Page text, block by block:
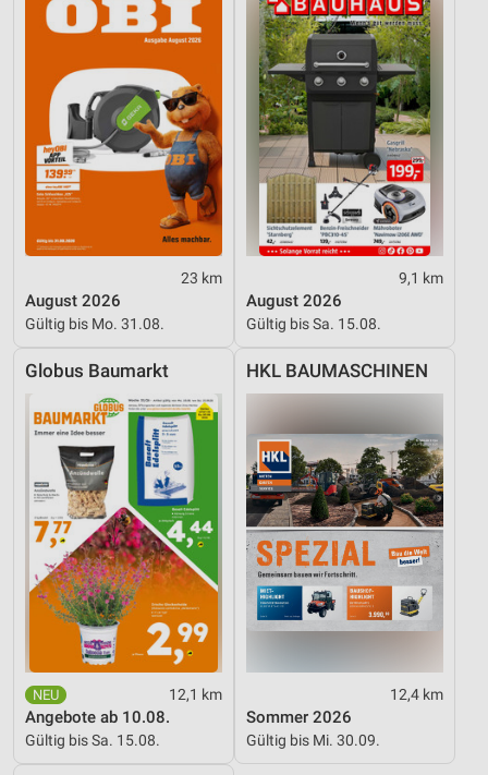
23 km
August 2026
Gültig bis Mo. 31.08.
9,1 km
August 2026
Gültig bis Sa. 15.08.
Globus Baumarkt
12,1 km
Angebote ab 10.08.
Gültig bis Sa. 15.08.
HKL BAUMASCHINEN
12,4 km
Sommer 2026
Gültig bis Mi. 30.09.